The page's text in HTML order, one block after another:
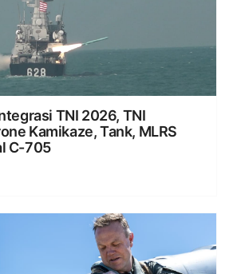
TNI 2026, TNI
Kamikaze, Tank, MLRS
C-705